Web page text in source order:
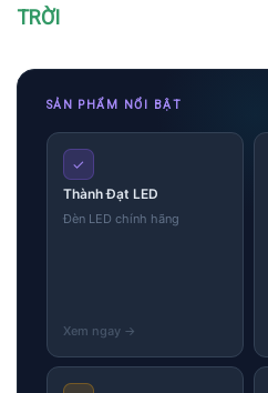
TRỜI
SẢN PHẨM NỔI BẬT
✓
Thành Đạt LED
Đèn LED chính hãng